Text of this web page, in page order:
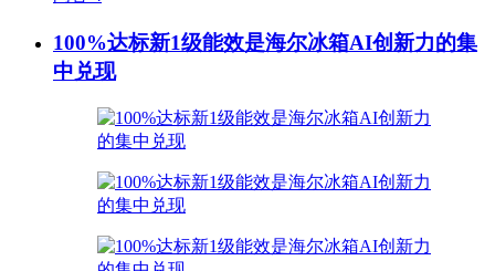
100%达标新1级能效是海尔冰箱AI创新力的集
中兑现